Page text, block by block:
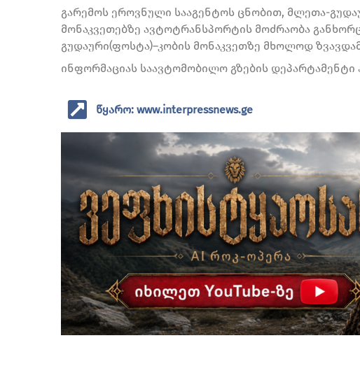
გარემოს ეროვნული სააგენტოს ცნობით, მლეთა-
მონაკვეთებზე ავტოტრანსპორტის მოძრაობა
გუდაური(ფოსტა)–კობის მონაკვეთზე მხოლოდ
ინფორმაციას საავტომობილო გზების დეპარტამენტი
წყარო: www.interpressnews.ge